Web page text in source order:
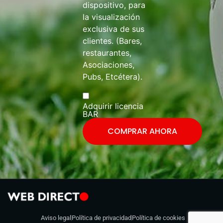
dispositivo, para
la visualización
exclusiva de sus
clientes. (Bares,
restaurantes,
Asociaciones,
Pubs, Etcétera).
Adquirir licencia
BAR
COMPRAR AHORA
Aviso legal Política de privacidad Política de cookies